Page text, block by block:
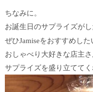
ちなみに。
お誕生日のサプライズが
ぜひJamiseをおすすめした
おしゃべり大好きな店主
サプライズを盛り立ててく